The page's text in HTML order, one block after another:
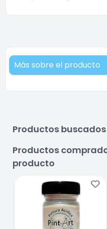
Más sobre el producto
Productos
Productos
producto